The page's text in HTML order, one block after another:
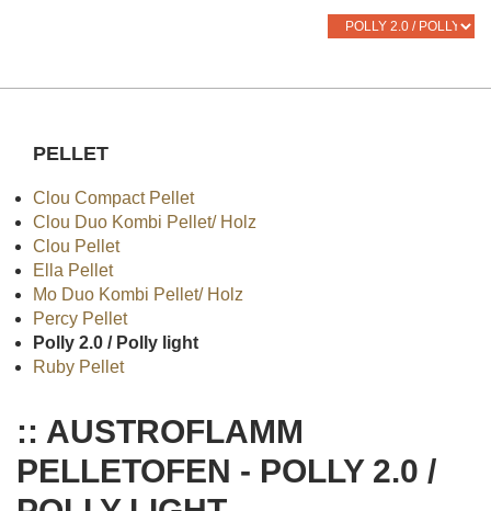
PELLET
Clou Compact Pellet
Clou Duo Kombi Pellet/ Holz
Clou Pellet
Ella Pellet
Mo Duo Kombi Pellet/ Holz
Percy Pellet
Polly 2.0 / Polly light
Ruby Pellet
:: AUSTROFLAMM
PELLETOFEN - POLLY 2.0 /